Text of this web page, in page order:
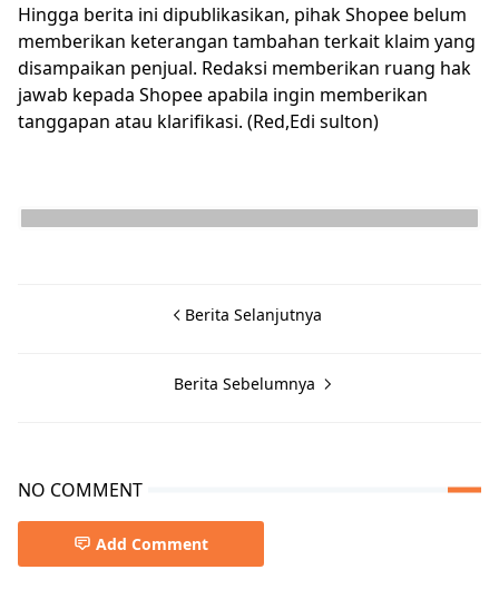
Hingga berita ini dipublikasikan, pihak Shopee belum
memberikan keterangan tambahan terkait klaim yang
disampaikan penjual. Redaksi memberikan ruang hak
jawab kepada Shopee apabila ingin memberikan
tanggapan atau klarifikasi. (Red,Edi sulton)
Berita Selanjutnya
Berita Sebelumnya
NO COMMENT
Add Comment